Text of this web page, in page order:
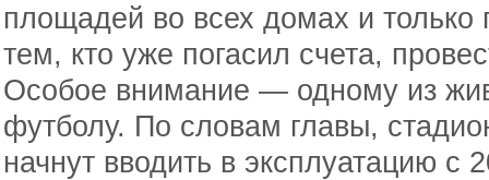
площадей во всех домах и только
тем, кто уже погасил счета,
Особое внимание — одному из
футболу. По словам главы,
начнут вводить в эксплуатацию с